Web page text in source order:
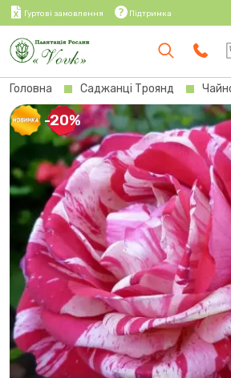
Гуртові замовлення Підтримка
Головна Саджанці Троянд
-20%